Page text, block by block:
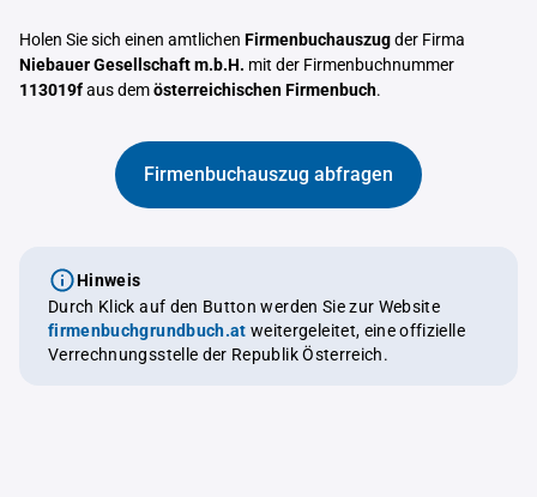
Holen Sie sich einen amtlichen Firmenbuchauszugder Firma
Niebauer Gesellschaft m.b.H. mit der Firmenbuchnummer
113019faus demösterreichischen Firmenbuch.
Firmenbuchauszug abfragen
Hinweis
Durch Klick auf den Button werden Sie zur Website
firmenbuchgrundbuch.at weitergeleitet, eine offizielle
Verrechnungsstelle der Republik Österreich.